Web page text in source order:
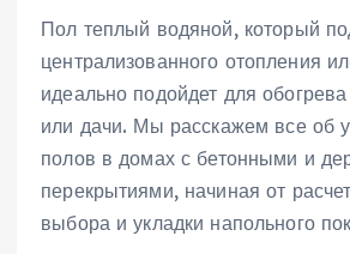
Пол теплый водяной, который
централизованного отопления
идеально подойдет для
или дачи. Мы расскажем все об
полов в домах с бетонными и
перекрытиями, начиная от
выбора и укладки напольного